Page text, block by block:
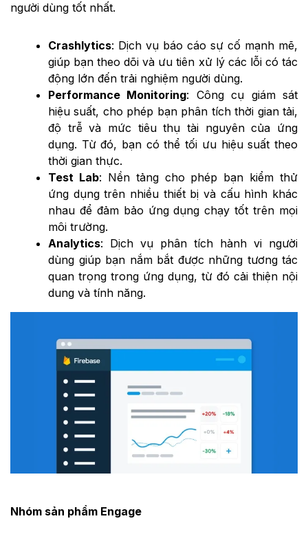
người dùng tốt nhất.
Crashlytics: Dịch vụ báo cáo sự cố mạnh mẽ,
giúp bạn theo dõi và ưu tiên xử lý các lỗi có tác
động lớn đến trải nghiệm người dùng.
Performance Monitoring: Công cụ giám sát
hiệu suất, cho phép bạn phân tích thời gian tải,
độ trễ và mức tiêu thụ tài nguyên của ứng
dụng. Từ đó, bạn có thể tối ưu hiệu suất theo
thời gian thực.
Test Lab: Nền tảng cho phép bạn kiểm thử
ứng dụng trên nhiều thiết bị và cấu hình khác
nhau để đảm bảo ứng dụng chạy tốt trên mọi
môi trường.
Analytics: Dịch vụ phân tích hành vi người
dùng giúp bạn nắm bắt được những tương tác
quan trọng trong ứng dụng, từ đó cải thiện nội
dung và tính năng.
Nhóm sản phẩm Engage